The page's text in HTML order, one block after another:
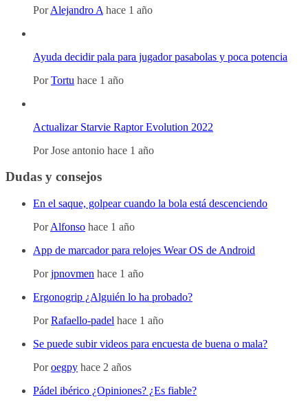
PorAlejandro A hace 1 año
Ayuda decidir pala para jugador pasabolas y poca potencia
PorTortu hace 1 año
Actualizar Starvie Raptor Evolution 2022
PorJose antonio hace 1 año
Dudas y consejos
En el saque, golpear cuando la bola está descenciendo
PorAlfonso hace 1 año
App de marcador para relojes Wear OS de Android
Porjpnovmen hace 1 año
Ergonogrip ¿Alguién lo ha probado?
PorRafaello-padel hace 1 año
Se puede subir videos para encuesta de buena o mala?
Poroegpy hace 2 años
Pádel ibérico ¿Opiniones? ¿Es fiable?